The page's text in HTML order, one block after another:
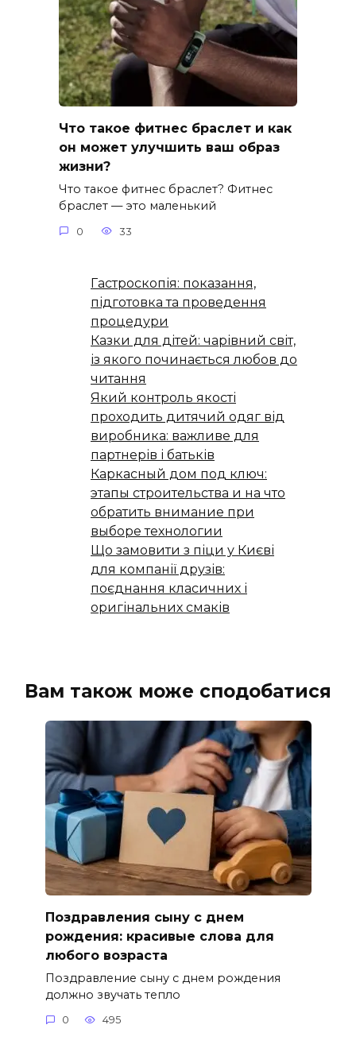
Что такое фитнес браслет и как
он может улучшить ваш образ
жизни?
Что такое фитнес браслет? Фитнес
браслет — это маленький
0 33
Гастроскопія: показання,
підготовка та проведення
процедури
Казки для дітей: чарівний світ,
із якого починається любов до
читання
Який контроль якості
проходить дитячий одяг від
виробника: важливе для
партнерів і батьків
Каркасный дом под ключ:
этапы строительства и на что
обратить внимание при
выборе технологии
Що замовити з піци у Києві
для компанії друзів:
поєднання класичних і
оригінальних смаків
Вам також може сподобатися
Поздравления сыну с днем
рождения: красивые слова для
любого возраста
Поздравление сыну с днем рождения
должно звучать тепло
0 495